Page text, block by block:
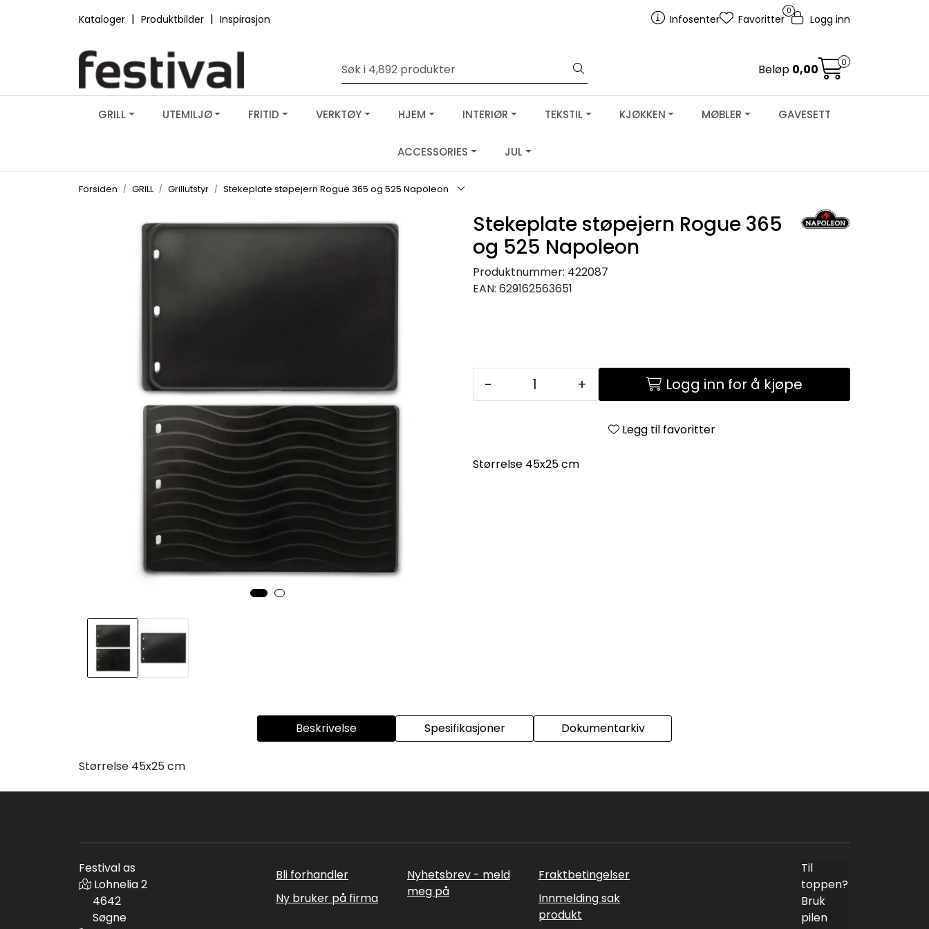
Kataloger | Produktbilder | Inspirasjon Infosenter
0
Favoritter Logg inn
Beløp 0,00 0
GRILL UTEMILJØ FRITID VERKTØY HJEM INTERIØR TEKSTIL KJØKKEN MØBLER GAVESETT
ACCESSORIES JUL
Forsiden GRILL Grillutstyr Stekeplate støpejern Rogue 365 og 525 Napoleon
Stekeplate støpejern Rogue 365
og 525 Napoleon
Produktnummer: 422087
EAN: 629162563651
- + Logg inn for å kjøpe
Legg til favoritter
Størrelse 45x25 cm
Beskrivelse Spesifikasjoner Dokumentarkiv
Størrelse 45x25 cm
Festival as
Lohnelia 2
4642
Søgne
Bli forhandler
Ny bruker på firma
Nyhetsbrev - meld
meg på
Fraktbetingelser
Innmelding sak
produkt
Til
toppen?
Bruk
pilen